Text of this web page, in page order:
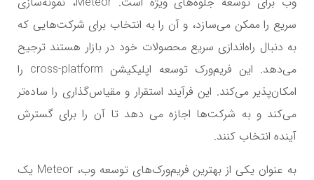
سریع را ممکن می‌سازد، و آن را به انتخاب برای شرکت‌هایی که
به دنبال راه‌اندازی سریع محصولات خود در بازار هستند ترجیح
می‌دهد. این فریم‌ورک توسعه اپلیکیشن cross-platform را
امکان‌پذیر می‌کند. این فرآیند استقرار و مقیاس‌گذاری را ساده‌تر
می‌کند و به شرکت‌ها اجازه می دهد تا آن را برای گسترش
آینده انتخاب کنند.
به عنوان یکی از بهترین فریم‌ورک‌های توسعه وب، Meteor یک